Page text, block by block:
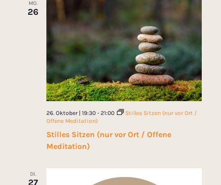
MO.
26
Stilles Sitzen (nur vor Ort / Offene
Meditation)
26. Oktober | 19:30- 21:00
Stilles Sitzen (nur vor Ort /
Offene Meditation)
DI.
27